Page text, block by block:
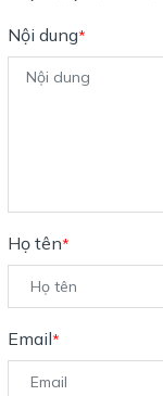
Nội dung*
Họ tên*
Email*